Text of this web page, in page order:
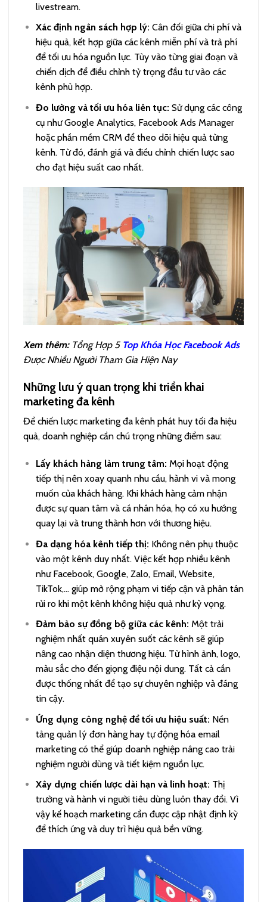
livestream.
Xác định ngân sách hợp lý: Cân đối giữa chi phí và
hiệu quả, kết hợp giữa các kênh miễn phí và trả phí
để tối ưu hóa nguồn lực. Tùy vào từng giai đoạn và
chiến dịch để điều chỉnh tỷ trọng đầu tư vào các
kênh phù hợp.
Đo lường và tối ưu hóa liên tục: Sử dụng các công
cụ như Google Analytics, Facebook Ads Manager
hoặc phần mềm CRM để theo dõi hiệu quả từng
kênh. Từ đó, đánh giá và điều chỉnh chiến lược sao
cho đạt hiệu suất cao nhất.
Xem thêm:Tổng Hợp 5 Top Khóa Học Facebook Ads
Được Nhiều Người Tham Gia Hiện Nay
Những lưu ý quan trọng khi triển khai
marketing đa kênh
Để chiến lược marketing đa kênh phát huy tối đa hiệu
quả, doanh nghiệp cần chú trọng những điểm sau:
Lấy khách hàng làm trung tâm: Mọi hoạt động
tiếp thị nên xoay quanh nhu cầu, hành vi và mong
muốn của khách hàng. Khi khách hàng cảm nhận
được sự quan tâm và cá nhân hóa, họ có xu hướng
quay lại và trung thành hơn với thương hiệu.
Đa dạng hóa kênh tiếp thị: Không nên phụ thuộc
vào một kênh duy nhất. Việc kết hợp nhiều kênh
như Facebook, Google, Zalo, Email, Website,
TikTok,… giúp mở rộng phạm vi tiếp cận và phân tán
rủi ro khi một kênh không hiệu quả như kỳ vọng.
Đảm bảo sự đồng bộ giữa các kênh: Một trải
nghiệm nhất quán xuyên suốt các kênh sẽ giúp
nâng cao nhận diện thương hiệu. Từ hình ảnh, logo,
màu sắc cho đến giọng điệu nội dung. Tất cả cần
được thống nhất để tạo sự chuyên nghiệp và đáng
tin cậy.
Ứng dụng công nghệ để tối ưu hiệu suất: Nền
tảng quản lý đơn hàng hay tự động hóa email
marketing có thể giúp doanh nghiệp nâng cao trải
nghiệm người dùng và tiết kiệm nguồn lực.
Xây dựng chiến lược dài hạn và linh hoạt: Thị
trường và hành vi người tiêu dùng luôn thay đổi. Vì
vậy kế hoạch marketing cần được cập nhật định kỳ
để thích ứng và duy trì hiệu quả bền vững.